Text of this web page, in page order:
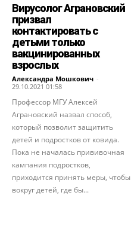
Вирусолог Аграновский
призвал
контактировать с
детьми только
вакцинированных
взрослых
Александра Мошкович -
29.10.2021 01:58
Профессор МГУ Алексей
Аграновский назвал способ,
который позволит защитить
детей и подростков от ковида.
Пока не началась прививочная
кампания подростков,
приходится принять меры, чтобы
вокруг детей, где бы...